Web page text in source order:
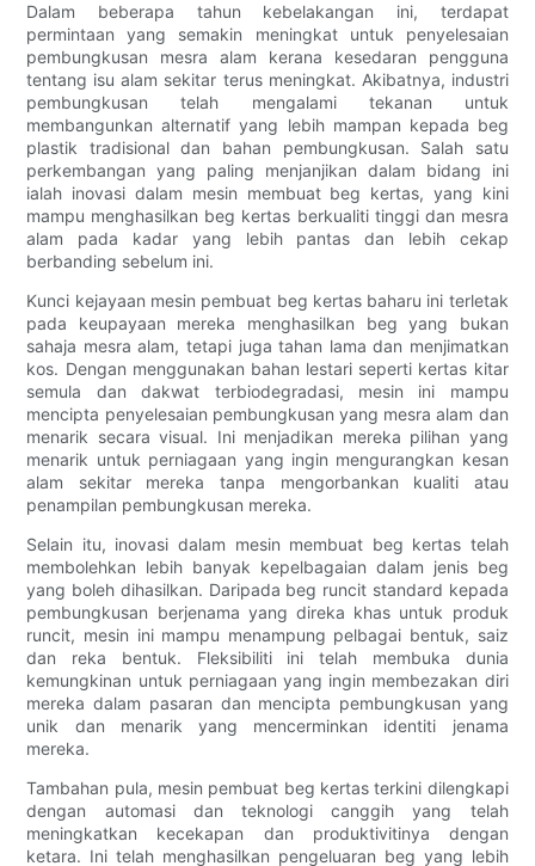
Dalam beberapa tahun kebelakangan ini, terdapat
permintaan yang semakin meningkat untuk penyelesaian
pembungkusan mesra alam kerana kesedaran pengguna
tentang isu alam sekitar terus meningkat. Akibatnya, industri
pembungkusan telah mengalami tekanan untuk
membangunkan alternatif yang lebih mampan kepada beg
plastik tradisional dan bahan pembungkusan. Salah satu
perkembangan yang paling menjanjikan dalam bidang ini
ialah inovasi dalam mesin membuat beg kertas, yang kini
mampu menghasilkan beg kertas berkualiti tinggi dan mesra
alam pada kadar yang lebih pantas dan lebih cekap
berbanding sebelum ini.
Kunci kejayaan mesin pembuat beg kertas baharu ini terletak
pada keupayaan mereka menghasilkan beg yang bukan
sahaja mesra alam, tetapi juga tahan lama dan menjimatkan
kos. Dengan menggunakan bahan lestari seperti kertas kitar
semula dan dakwat terbiodegradasi, mesin ini mampu
mencipta penyelesaian pembungkusan yang mesra alam dan
menarik secara visual. Ini menjadikan mereka pilihan yang
menarik untuk perniagaan yang ingin mengurangkan kesan
alam sekitar mereka tanpa mengorbankan kualiti atau
penampilan pembungkusan mereka.
Selain itu, inovasi dalam mesin membuat beg kertas telah
membolehkan lebih banyak kepelbagaian dalam jenis beg
yang boleh dihasilkan. Daripada beg runcit standard kepada
pembungkusan berjenama yang direka khas untuk produk
runcit, mesin ini mampu menampung pelbagai bentuk, saiz
dan reka bentuk. Fleksibiliti ini telah membuka dunia
kemungkinan untuk perniagaan yang ingin membezakan diri
mereka dalam pasaran dan mencipta pembungkusan yang
unik dan menarik yang mencerminkan identiti jenama
mereka.
Tambahan pula, mesin pembuat beg kertas terkini dilengkapi
dengan automasi dan teknologi canggih yang telah
meningkatkan kecekapan dan produktivitinya dengan
ketara. Ini telah menghasilkan pengeluaran beg yang lebih